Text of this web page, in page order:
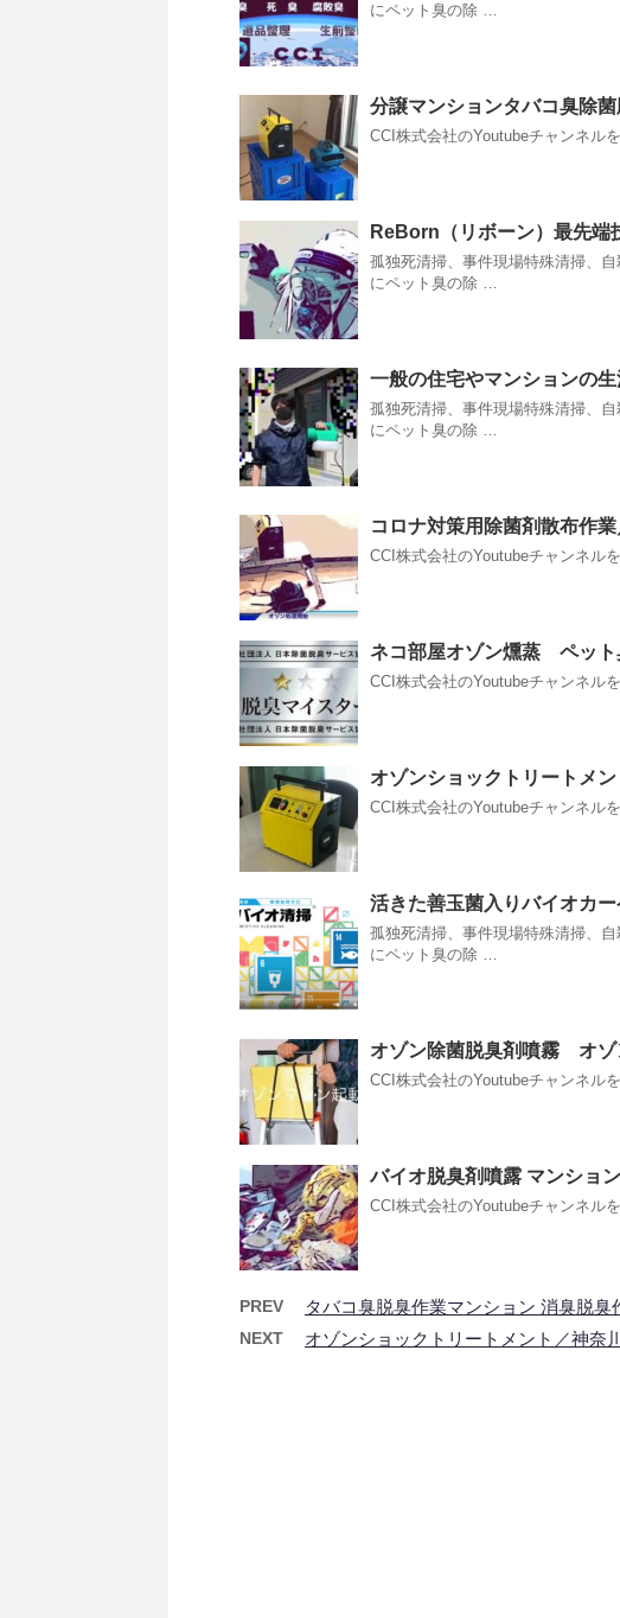
にペット臭の除 …
分譲マンションタバコ臭除
CCI株式会社のYoutubeチャンネル
ReBorn（リボーン）最先端
孤独死清掃、事件現場特殊清掃、
にペット臭の除 …
一般の住宅やマンションの
孤独死清掃、事件現場特殊清掃、
にペット臭の除 …
コロナ対策用除菌剤散布作
CCI株式会社のYoutubeチャンネル
ネコ部屋オゾン燻蒸 ペッ
CCI株式会社のYoutubeチャンネル
オゾンショックトリートメ
CCI株式会社のYoutubeチャンネル
活きた善玉菌入りバイオカ
孤独死清掃、事件現場特殊清掃、
にペット臭の除 …
オゾン除菌脱臭剤噴霧 オ
CCI株式会社のYoutubeチャンネル
バイオ脱臭剤噴露 マンショ
CCI株式会社のYoutubeチャンネル
PREV タバコ臭脱臭作業マンション 消臭脱臭
NEXT オゾンショックトリートメント／神奈